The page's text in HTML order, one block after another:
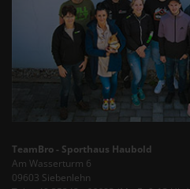
TeamBro - Sporthaus Haubold
Am Wasserturm 6
09603 Siebenlehn